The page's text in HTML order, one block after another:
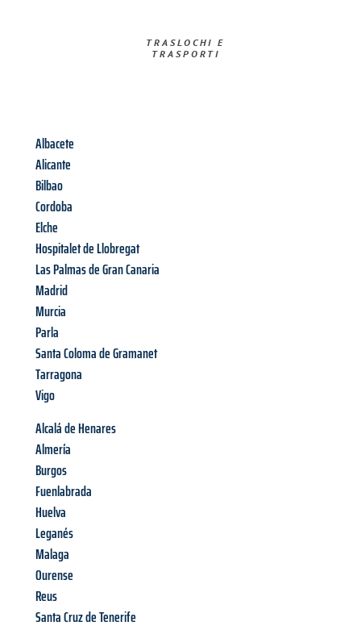
TRASLOCHI E
TRASPORTI​
Albacete
Alicante
Bilbao
Cordoba
Elche
Hospitalet de Llobregat
Las Palmas de Gran Canaria
Madrid
Murcia
Parla
Santa Coloma de Gramanet
Tarragona
Vigo
Alcalá de Henares
Almería
Burgos
Fuenlabrada
Huelva
Leganés
Malaga
Ourense
Reus
Santa Cruz de Tenerife